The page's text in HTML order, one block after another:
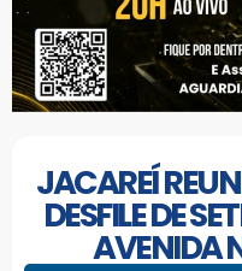
JACAREÍ
DESFILE DE
AVENIDA